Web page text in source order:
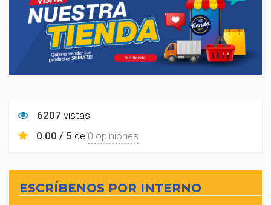
6207 vistas
0.00 / 5 de 0 opiniónes
ESCRÍBENOS POR INTERNO